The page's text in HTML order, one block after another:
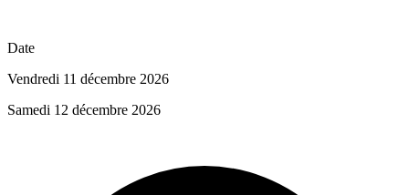
Date
Vendredi 11 décembre 2026
Samedi 12 décembre 2026